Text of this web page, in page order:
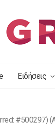
Ειδήσεις
#500297)